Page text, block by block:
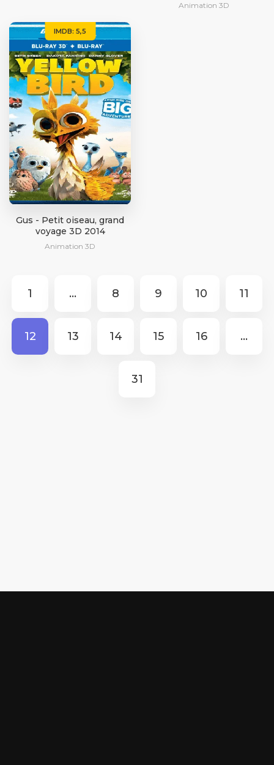
Animation 3D
IMDB: 5,5
Gus - Petit oiseau, grand
voyage 3D 2014
Animation 3D
1 ... 8 9 10 11
12 13 14 15 16 ...
31